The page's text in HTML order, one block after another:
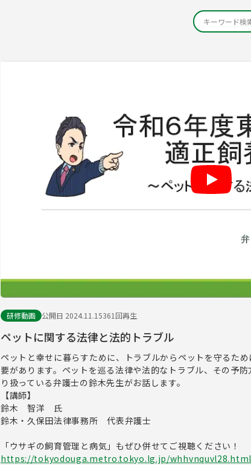
研修動画 公開日 2024.11.15361回再生
ペットに関する法律と法的トラブル
ペットと幸せに暮らすために、トラブルからペットを守るた
要があります。ペットを巡る法律や法的なトラブル、その予
り扱っている弁護士の鈴木先生がお話します。
【講師】
鈴木 智洋 氏
鈴木・久保田法律事務所 代表弁護士
「ウサギの飼育管理と病気」もぜひ併せてご視聴ください！
https://tokyodouga.metro.tokyo.lg.jp/whhvnquvl28.html